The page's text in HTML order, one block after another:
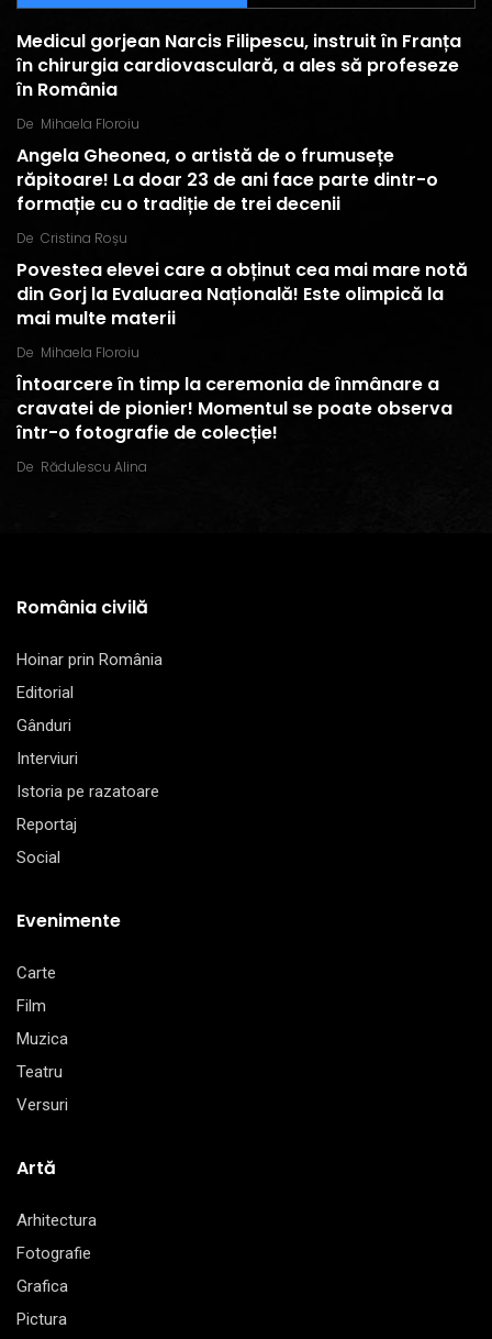
Medicul gorjean Narcis Filipescu, instruit în Franța
în chirurgia cardiovasculară, a ales să profeseze
în România
De Mihaela Floroiu
Angela Gheonea, o artistă de o frumusețe
răpitoare! La doar 23 de ani face parte dintr-o
formație cu o tradiție de trei decenii
De Cristina Roșu
Povestea elevei care a obținut cea mai mare notă
din Gorj la Evaluarea Națională! Este olimpică la
mai multe materii
De Mihaela Floroiu
Întoarcere în timp la ceremonia de înmânare a
cravatei de pionier! Momentul se poate observa
într-o fotografie de colecție!
De Rădulescu Alina
România civilă
Hoinar prin România
Editorial
Gânduri
Interviuri
Istoria pe razatoare
Reportaj
Social
Evenimente
Carte
Film
Muzica
Teatru
Versuri
Artă
Arhitectura
Fotografie
Grafica
Pictura